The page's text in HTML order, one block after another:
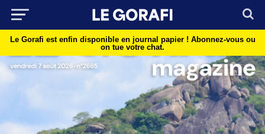
Le Gorafi est enfin disponible en journal papier ! Abonnez-vous ou
on tue votre chat.